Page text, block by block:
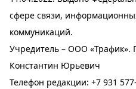
сфере связи,
коммуникаций.
Учредитель – ООО «Трафик».
Константин Юрьевич
Телефон редакции: +7 931